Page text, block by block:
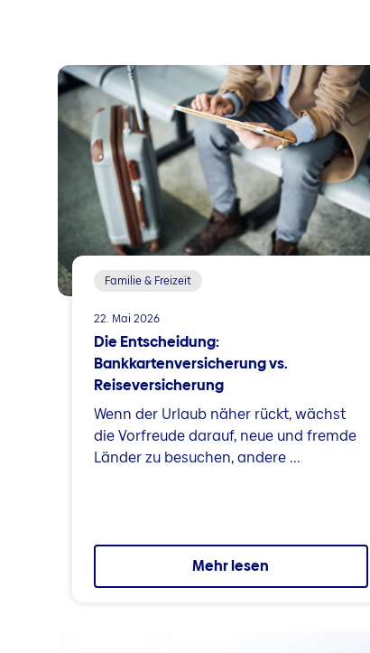
Familie & Freizeit
22. Mai 2026
Die Entscheidung:
Bankkartenversicherung vs.
Reiseversicherung
Wenn der Urlaub näher rückt, wächst
die Vorfreude darauf, neue und fremde
Länder zu besuchen, andere ...
Mehr lesen